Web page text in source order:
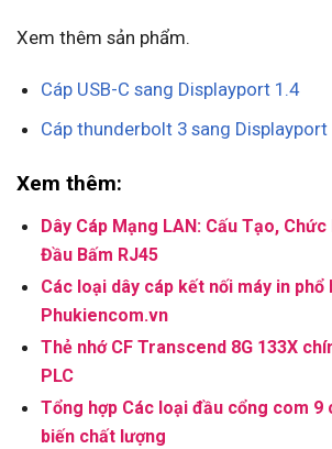
Xem thêm sản phẩm.
Cáp USB-C sang Displayport 1.4
Cáp thunderbolt 3 sang Displayport
Xem thêm:
Dây Cáp Mạng LAN: Cấu Tạo, Chức
Đầu Bấm RJ45
Các loại dây cáp kết nối máy in phổ
Phukiencom.vn
Thẻ nhớ CF Transcend 8G 133X
PLC
Tổng hợp Các loại đầu cổng com 9
biến chất lượng